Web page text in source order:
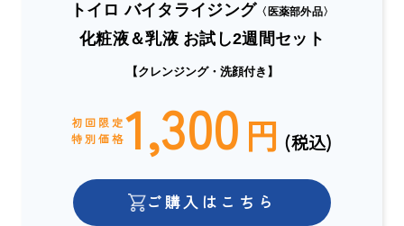
トイロ バイタライジング 〈医薬部外品〉
化粧液＆乳液 お試し2週間セット
【クレンジング・洗顔付き】
初回限定
特別価格1,300 円 (税込)
ご購入はこちら